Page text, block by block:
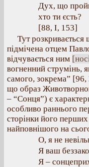
Дух, що
хто ти єсть?
[88, І, 153]
Тут розкривається
підмічена отцем
відчувається ним
вогненний струмінь,
самого, зокрема”
що образ
– “Сонця”) є
особливо раннього
сторінки його
найповнішого на
О, я не
Я ваш
Я –